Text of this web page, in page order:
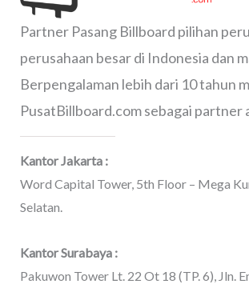
Partner Pasang Billboard pilihan
perusahaan besar di Indonesia dan
Berpengalaman lebih dari 10 tahun
PusatBillboard.com sebagai partner
Kantor Jakarta :
Word Capital Tower, 5th Floor – Mega
Selatan.
Kantor Surabaya :
Pakuwon Tower Lt. 22 Ot 18 (TP. 6), Jln.